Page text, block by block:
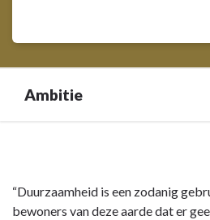
Ambitie
navigatie
“Duurzaamheid is een zodanig
bewoners van deze aarde dat er